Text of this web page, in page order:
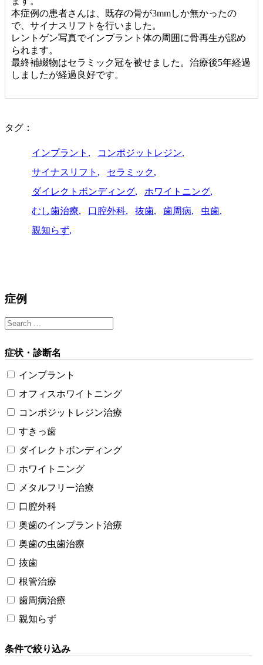
本症例の患者さんは、既存の骨が3mmしか無かったの
で、サイナスリフトを行いました。
レントゲン写真でインプラント体の周囲に骨再生が認め
られます。
最終補綴物はセラミック冠を被せました。治療後5年経過
しましたが経過良好です。
タグ：
インプラント
コンポジットレジン
サイナスリフト
セラミック
ダイレクトボンディング
ホワイトニング
むし歯治療
口腔外科 抜歯 歯周病
虫歯
親知らず
症例
症状・診断名
インプラント
オフィスホワイトニング
コンポジットレジン治療
すきっ歯
ダイレクトボンディング
ホワイトニング
メタルフリー治療
口腔外科
奥歯のインプラント治療
奥歯の虫歯治療
抜歯
根管治療
歯周病治療
親知らず
条件で絞り込み